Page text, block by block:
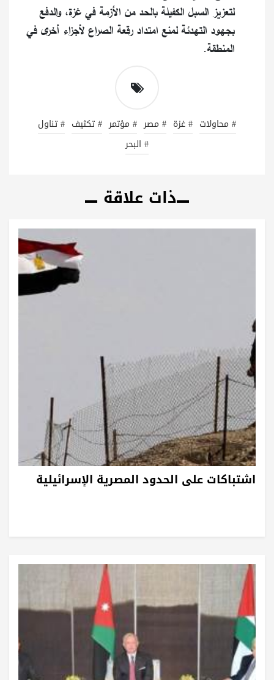
لتعزيز السبل الكفيلة بالحد من الأزمة في غزة، والدفع
بجهود التهدئة لمنع امتداد رقعة الصراع لأجزاء أخرى في
المنطقة.
# محاولات # غزة # مصر # مؤتمر # تكثيف # تناول
# البحر
ذات علاقة
اشتباكات على الحدود المصرية الإسرائيلية